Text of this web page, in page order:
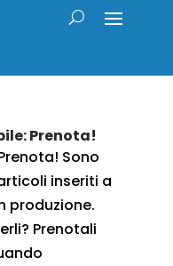
Prenota!
Sono
inseriti a
produzione.
Prenotali